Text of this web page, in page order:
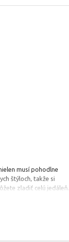
musí pohodlne
štýloch, takže si
zladiť celú jedáleň.